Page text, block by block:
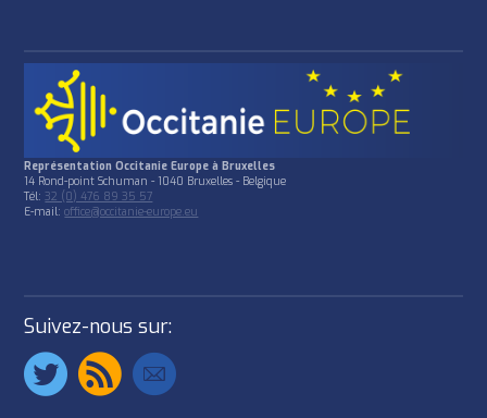
Représentation Occitanie Europe à Bruxelles
14 Rond-point Schuman - 1040 Bruxelles - Belgique
Tél:32 (0) 476 89 35 57
E-mail:office@occitanie-europe.eu
Suivez-nous sur: